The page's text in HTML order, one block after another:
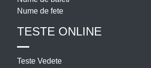
Nume de fete
TESTE ONLINE
Teste Vedete